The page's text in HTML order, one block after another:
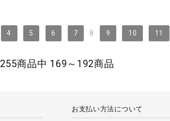
4 5 6 7 8 9 10 11
255商品中 169～192商品
お支払い方法について